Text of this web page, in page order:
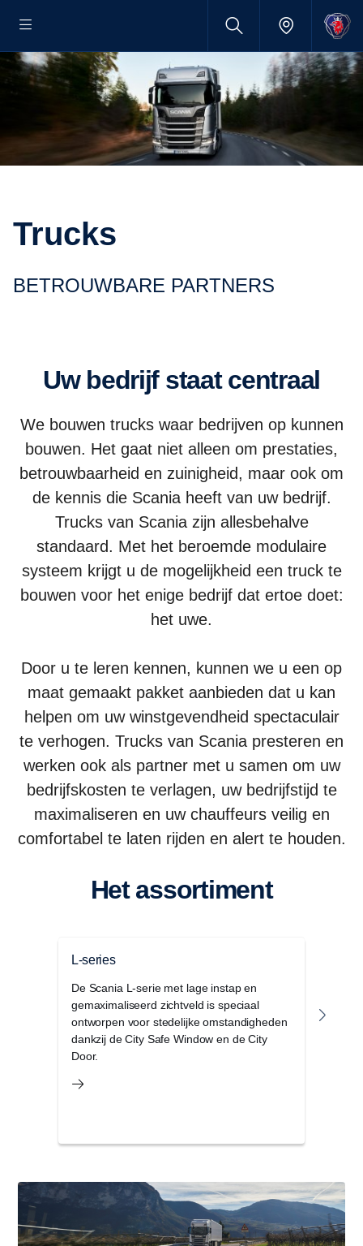
Trucks
BETROUWBARE PARTNERS
Uw bedrijf staat centraal
We bouwen trucks waar bedrijven op kunnen
bouwen. Het gaat niet alleen om prestaties,
betrouwbaarheid en zuinigheid, maar ook om
de kennis die Scania heeft van uw bedrijf.
Trucks van Scania zijn allesbehalve
standaard. Met het beroemde modulaire
systeem krijgt u de mogelijkheid een truck te
bouwen voor het enige bedrijf dat ertoe doet:
het uwe.
Door u te leren kennen, kunnen we u een op
maat gemaakt pakket aanbieden dat u kan
helpen om uw winstgevendheid spectaculair
te verhogen. Trucks van Scania presteren en
werken ook als partner met u samen om uw
bedrijfskosten te verlagen, uw bedrijfstijd te
maximaliseren en uw chauffeurs veilig en
comfortabel te laten rijden en alert te houden.
Het assortiment
L-series
De Scania L-serie met lage instap en
gemaximaliseerd zichtveld is speciaal
ontworpen voor stedelijke omstandigheden
dankzij de City Safe Window en de City
Door.